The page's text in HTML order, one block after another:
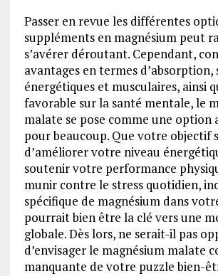
Passer en revue les différentes
suppléments en magnésium peut
s’avérer déroutant. Cependant,
avantages en termes d’absorption,
énergétiques et musculaires, ainsi
favorable sur la santé mentale, le
malate se pose comme une
pour beaucoup. Que votre objectif
d’améliorer votre niveau
soutenir votre performance
munir contre le stress quotidien,
spécifique de magnésium dans
pourrait bien être la clé vers une
globale. Dès lors, ne serait-il pas
d’envisager le magnésium malate
manquante de votre puzzle bien-